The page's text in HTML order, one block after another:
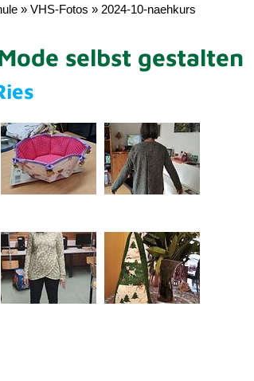
» VHS-Fotos » 2024-10-naehkurs
selbst gestalten